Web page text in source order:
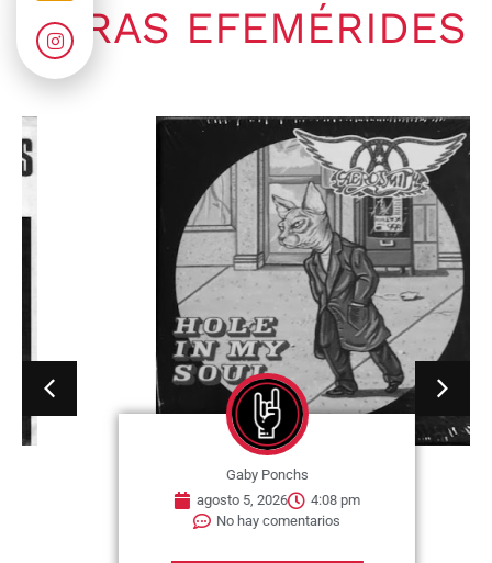
OTRAS EFEMÉRIDES
Gaby Ponchs
agosto 5, 2026
4:08 pm
No hay comentarios